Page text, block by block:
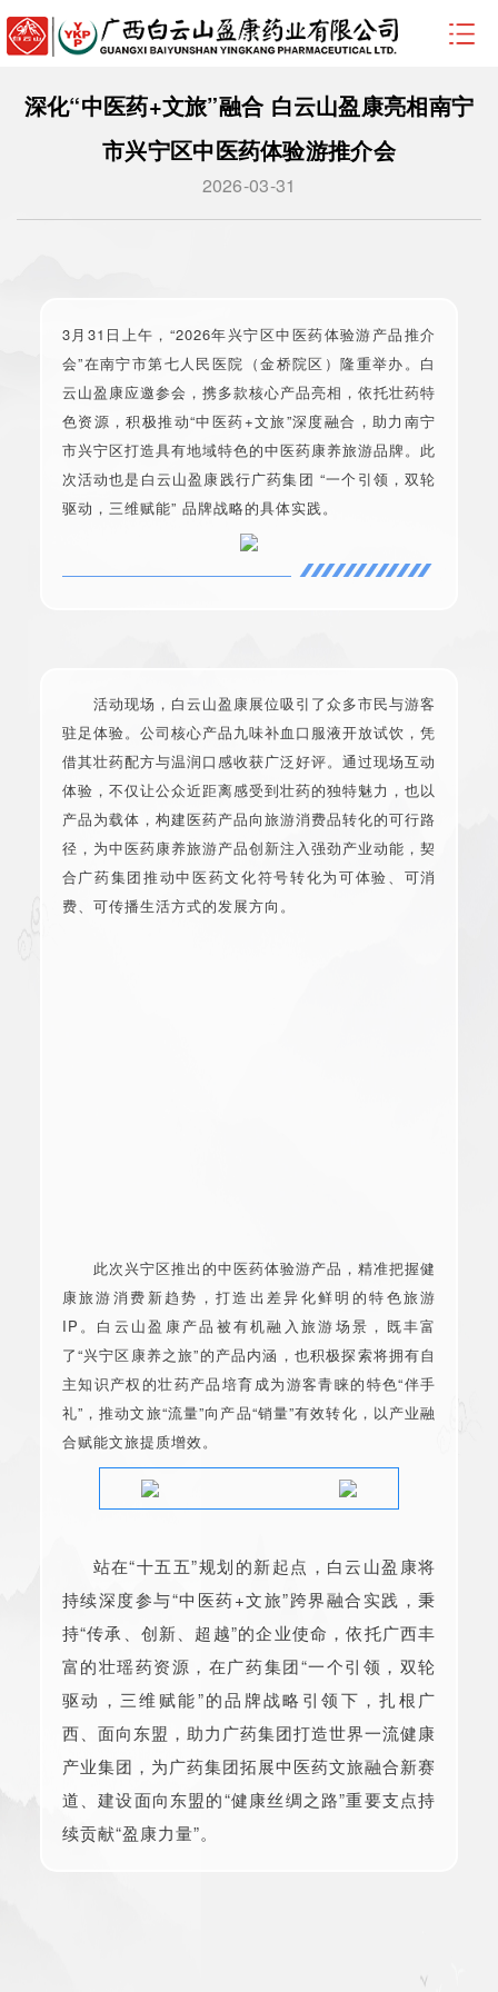
深化“中医药+文旅”融合 白云山盈康亮相南宁
市兴宁区中医药体验游推介会
2026-03-31
3月31日上午，“2026年兴宁区中医药体验游产品推介
会”在南宁市第七人民医院（金桥院区）隆重举办。白
云山盈康应邀参会，携多款核心产品亮相，依托壮药特
色资源，积极推动“中医药+文旅”深度融合，助力南宁
市兴宁区打造具有地域特色的中医药康养旅游品牌。此
次活动也是白云山盈康践行广药集团 “一个引领，双轮
驱动，三维赋能” 品牌战略的具体实践。
活动现场，白云山盈康展位吸引了众多市民与游客
驻足体验。公司核心产品九味补血口服液开放试饮，凭
借其壮药配方与温润口感收获广泛好评。通过现场互动
体验，不仅让公众近距离感受到壮药的独特魅力，也以
产品为载体，构建医药产品向旅游消费品转化的可行路
径，为中医药康养旅游产品创新注入强劲产业动能，契
合广药集团推动中医药文化符号转化为可体验、可消
费、可传播生活方式的发展方向。
此次兴宁区推出的中医药体验游产品，精准把握健
康旅游消费新趋势，打造出差异化鲜明的特色旅游
IP。白云山盈康产品被有机融入旅游场景，既丰富
了“兴宁区康养之旅”的产品内涵，也积极探索将拥有自
主知识产权的壮药产品培育成为游客青睐的特色“伴手
礼”，推动文旅“流量”向产品“销量”有效转化，以产业融
合赋能文旅提质增效。
站在“十五五”规划的新起点，白云山盈康将
持续深度参与“中医药+文旅”跨界融合实践，秉
持“传承、创新、超越”的企业使命，依托广西丰
富的壮瑶药资源，在广药集团“一个引领，双轮
驱动，三维赋能”的品牌战略引领下，扎根广
西、面向东盟，助力广药集团打造世界一流健康
产业集团，为广药集团拓展中医药文旅融合新赛
道、建设面向东盟的“健康丝绸之路”重要支点持
续贡献“盈康力量”。